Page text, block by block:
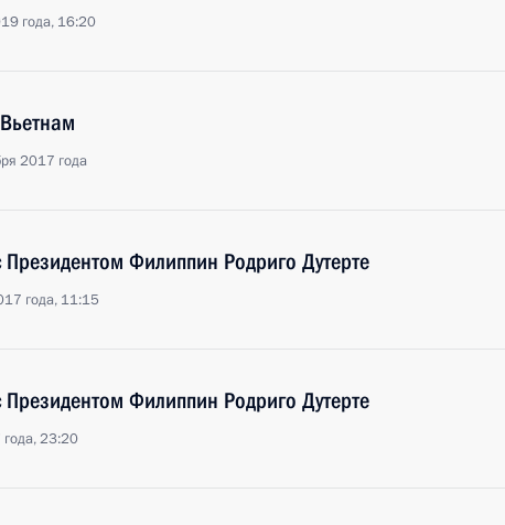
года, 16:20
2017 года
Президентом Филиппин Родриго Дутерте
года, 11:15
Президентом Филиппин Родриго Дутерте
23:20